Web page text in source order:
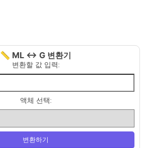
📏 ML ↔ G 변환기
변환할 값 입력:
액체 선택:
변환하기